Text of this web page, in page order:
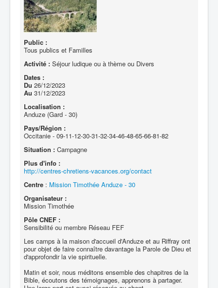
Public :
Tous publics et Familles
Activité : Séjour ludique ou à thème ou Divers
Dates :
Du 26/12/2023
Au 31/12/2023
Localisation :
Anduze (Gard - 30)
Pays/Région :
Occitanie - 09-11-12-30-31-32-34-46-48-65-66-81-82
Situation : Campagne
Plus d'info :
http://centres-chretiens-vacances.org/contact
Centre : Mission Timothée Anduze - 30
Organisateur :
Mission Timothée
Pôle CNEF :
Sensibilité ou membre Réseau FEF
Les camps à la maison d'accueil d'Anduze et au Riffray ont
pour objet de faire connaître davantage la Parole de Dieu et
d'approfondir la vie spirituelle.
Matin et soir, nous méditons ensemble des chapitres de la
Bible, écoutons des témoignages, apprenons à partager.